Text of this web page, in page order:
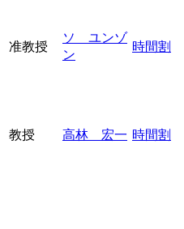
准教授
ソ ユンゾ
ン
時間割
教授 高林 宏一 時間割